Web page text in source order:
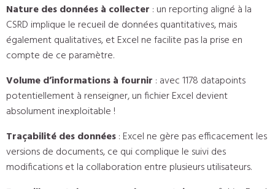
Nature des données à collecter : un reporting aligné à la
CSRD implique le recueil de données quantitatives, mais
également qualitatives, et Excel ne facilite pas la prise en
compte de ce paramètre.
Volume d’informations à fournir : avec 1178 datapoints
potentiellement à renseigner, un fichier Excel devient
absolument inexploitable !
Traçabilité des données: Excel ne gère pas efficacement les
versions de documents, ce qui complique le suivi des
modifications et la collaboration entre plusieurs utilisateurs.